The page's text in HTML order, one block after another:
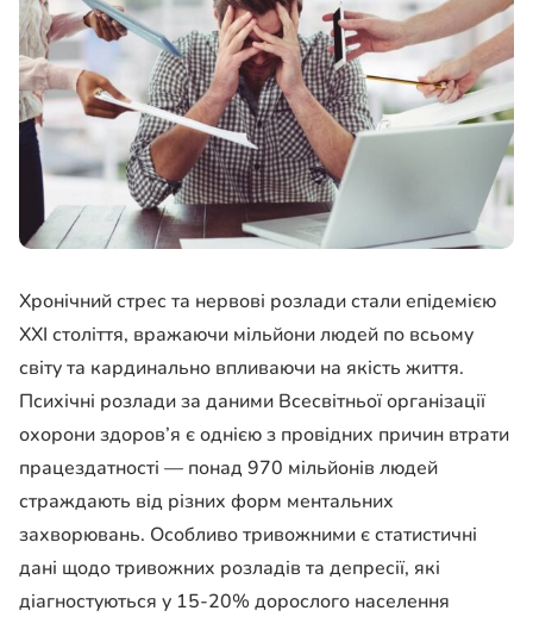
Хронічний стрес та нервові розлади стали епідемією
XXI століття, вражаючи мільйони людей по всьому
світу та кардинально впливаючи на якість життя.
Психічні розлади за даними Всесвітньої організації
охорони здоров’я є однією з провідних причин втрати
працездатності — понад 970 мільйонів людей
страждають від різних форм ментальних
захворювань. Особливо тривожними є статистичні
дані щодо тривожних розладів та депресії, які
діагностуються у 15-20% дорослого населення